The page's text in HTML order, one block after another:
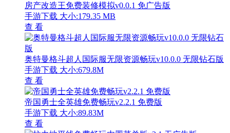
房产改造王免费装修模拟v0.0.1 免广告版
手游下载 大小:179.35 MB
查 看
奥特曼格斗超人国际服无限资源畅玩v10.0.0 无限钻石版
手游下载 大小:679.8M
查 看
帝国勇士全英雄免费畅玩v2.2.1 免费版
手游下载 大小:89.83M
查 看